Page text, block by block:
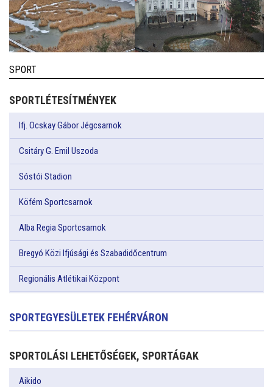
SPORT
SPORTLÉTESÍTMÉNYEK
Ifj. Ocskay Gábor Jégcsarnok
Csitáry G. Emil Uszoda
Sóstói Stadion
Köfém Sportcsarnok
Alba Regia Sportcsarnok
Bregyó Közi Ifjúsági és Szabadidőcentrum
Regionális Atlétikai Központ
SPORTEGYESÜLETEK FEHÉRVÁRON
SPORTOLÁSI LEHETŐSÉGEK, SPORTÁGAK
Aikido